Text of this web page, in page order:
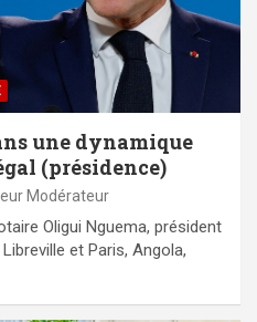
une dynamique
(présidence)
Modérateur
Oligui Nguema, président
et Paris, Angola,